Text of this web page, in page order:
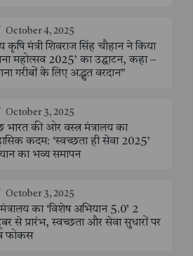
October 4, 2025
कृषि मंत्री शिवराज सिंह चौहान ने किया
महोत्सव 2025’ का उद्घाटन, कहा –
गरीबों के लिए अद्भुत वरदान”
October 3, 2025
भारत की ओर वस्त्र मंत्रालय का
कदम: ‘स्वच्छता ही सेवा 2025’
का भव्य समापन
October 3, 2025
मंत्रालय का ‘विशेष अभियान 5.0’ 2
से प्रारंभ, स्वच्छता और सेवा सुधारों पर
फोकस